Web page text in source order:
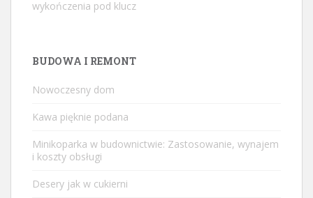
wykończenia pod klucz
BUDOWA I REMONT
Nowoczesny dom
Kawa pięknie podana
Minikoparka w budownictwie: Zastosowanie, wynajem
i koszty obsługi
Desery jak w cukierni